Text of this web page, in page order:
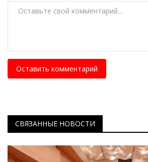
Оставить комментарий
СВЯЗАННЫЕ НОВОСТИ